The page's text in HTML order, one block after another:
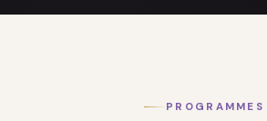
PROGRAMMES